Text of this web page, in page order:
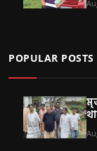
POPULAR POSTS